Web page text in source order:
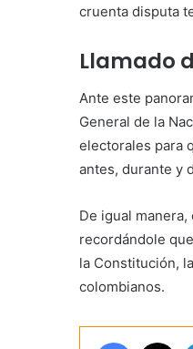
cruenta disputa
Llamado
Ante este
General de la
electorales para
antes, durante y
De igual
recordándole
la Constitución,
colombianos.
Facebook